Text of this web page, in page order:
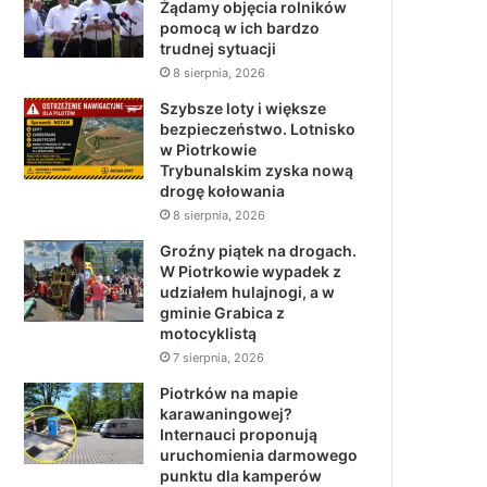
Żądamy objęcia rolników
pomocą w ich bardzo
trudnej sytuacji
8 sierpnia, 2026
Szybsze loty i większe
bezpieczeństwo. Lotnisko
w Piotrkowie
Trybunalskim zyska nową
drogę kołowania
8 sierpnia, 2026
Groźny piątek na drogach.
W Piotrkowie wypadek z
udziałem hulajnogi, a w
gminie Grabica z
motocyklistą
7 sierpnia, 2026
Piotrków na mapie
karawaningowej?
Internauci proponują
uruchomienia darmowego
punktu dla kamperów